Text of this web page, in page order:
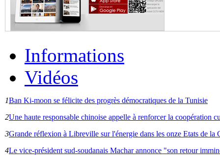
Informations
Vidéos
1Ban Ki-moon se félicite des progrès démocratiques de la Tunisie
2Une haute responsable chinoise appelle à renforcer la coopération
3Grande réflexion à Libreville sur l'énergie dans les onze Etats de la
4Le vice-président sud-soudanais Machar annonce "son retour